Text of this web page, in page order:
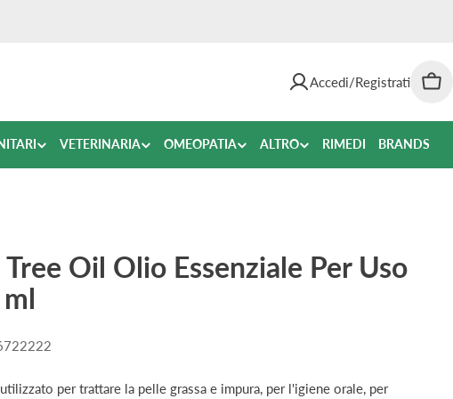
Accedi/Registrati
VETERINARIA OMEOPATIA ALTRO RIMEDI BRANDS
Tree Oil Olio Essenziale Per Uso
per trattare la pelle grassa e impura, per l'igiene orale, per